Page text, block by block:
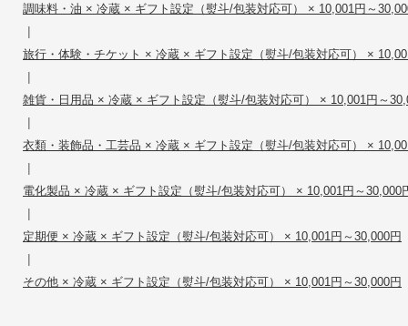
調味料・油 × 冷蔵 × ギフト設定（熨斗/包装対応可） × 10,001円～
|
旅行・体験・チケット × 冷蔵 × ギフト設定（熨斗/包装対応可） ×
|
雑貨・日用品 × 冷蔵 × ギフト設定（熨斗/包装対応可） × 10,001円～
|
衣類・装飾品・工芸品 × 冷蔵 × ギフト設定（熨斗/包装対応可） ×
|
電化製品 × 冷蔵 × ギフト設定（熨斗/包装対応可） × 10,001円～30,000
|
定期便 × 冷蔵 × ギフト設定（熨斗/包装対応可） × 10,001円～30,000円
|
その他 × 冷蔵 × ギフト設定（熨斗/包装対応可） × 10,001円～30,000円